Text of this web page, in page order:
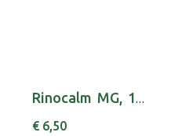
Rinocalm MG, 10 mg x 20 comp rev
€ 6,50